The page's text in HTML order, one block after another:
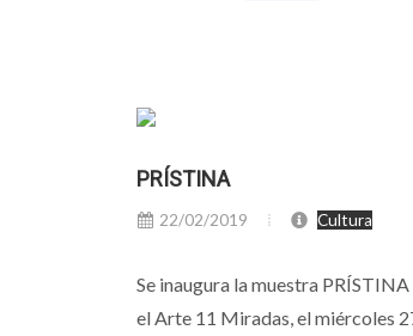
PRÍSTINA
22/02/2019 Cultura
Se inaugura la muestra
el Arte 11 Miradas, el miércoles